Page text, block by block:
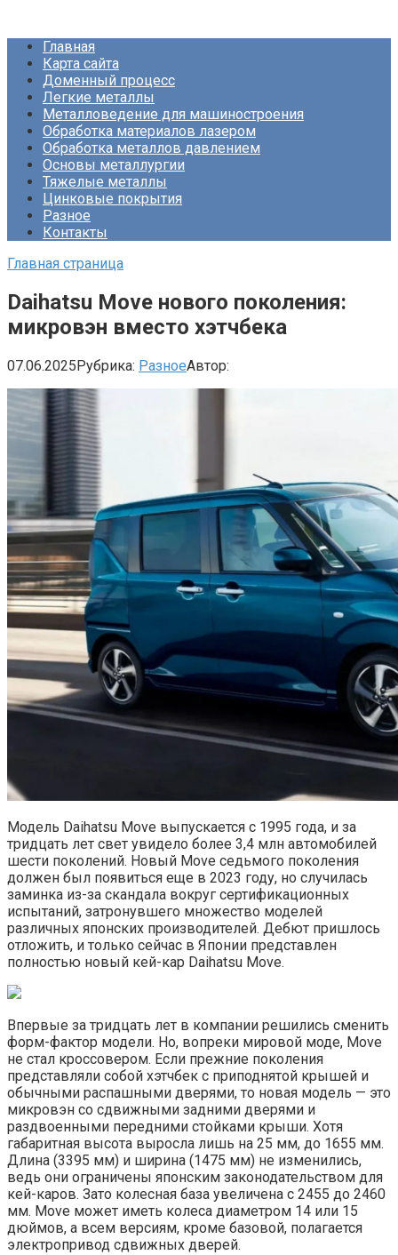
контентуГлавная
Карта сайта
Доменный процесс
Легкие металлы
Металловедение для машиностроения
Обработка материалов лазером
Обработка металлов давлением
Основы металлургии
Тяжелые металлы
Цинковые покрытия
Разное
Контакты
Главная страница
Daihatsu Move нового поколения:
микровэн вместо хэтчбека
07.06.2025Рубрика: РазноеАвтор:
Модель Daihatsu Move выпускается с 1995 года, и за
тридцать лет свет увидело более 3,4 млн автомобилей
шести поколений. Новый Move седьмого поколения
должен был появиться еще в 2023 году, но случилась
заминка из-за скандала вокруг сертификационных
испытаний, затронувшего множество моделей
различных японских производителей. Дебют пришлось
отложить, и только сейчас в Японии представлен
полностью новый кей-кар Daihatsu Move.
Впервые за тридцать лет в компании решились сменить
форм-фактор модели. Но, вопреки мировой моде, Move
не стал кроссовером. Если прежние поколения
представляли собой хэтчбек с приподнятой крышей и
обычными распашными дверями, то новая модель — это
микровэн со сдвижными задними дверями и
раздвоенными передними стойками крыши. Хотя
габаритная высота выросла лишь на 25 мм, до 1655 мм.
Длина (3395 мм) и ширина (1475 мм) не изменились,
ведь они ограничены японским законодательством для
кей-каров. Зато колесная база увеличена с 2455 до 2460
мм. Move может иметь колеса диаметром 14 или 15
дюймов, а всем версиям, кроме базовой, полагается
электропривод сдвижных дверей.